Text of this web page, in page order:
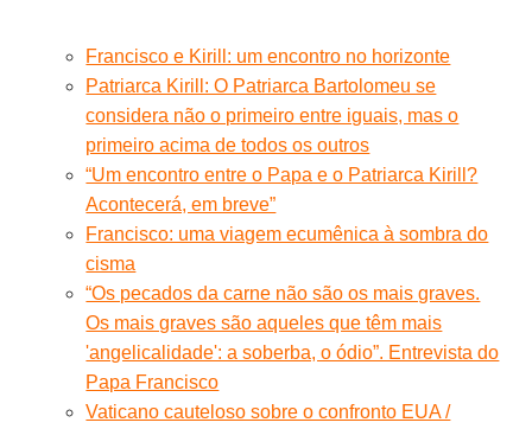
Francisco e Kirill: um encontro no horizonte
Patriarca Kirill: O Patriarca Bartolomeu se
considera não o primeiro entre iguais, mas o
primeiro acima de todos os outros
“Um encontro entre o Papa e o Patriarca Kirill?
Acontecerá, em breve”
Francisco: uma viagem ecumênica à sombra do
cisma
“Os pecados da carne não são os mais graves.
Os mais graves são aqueles que têm mais
'angelicalidade': a soberba, o ódio”. Entrevista do
Papa Francisco
Vaticano cauteloso sobre o confronto EUA /